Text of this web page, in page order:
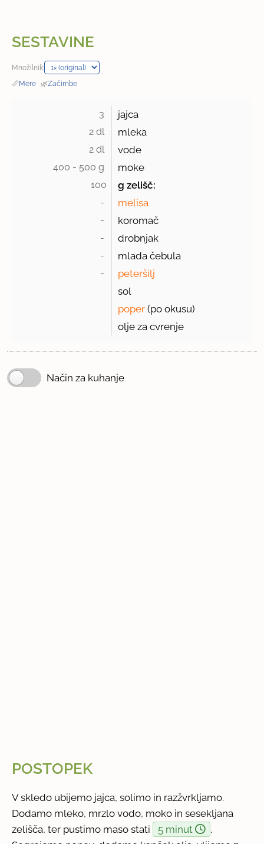
SESTAVINE
Množilnik:
📏Mere · 🌿Začimbe
3 jajca
2 dl mleka
2 dl vode
400 - 500 g moke
100 g zelišč:
- melisa
- koromač
- drobnjak
- mlada čebula
-
peteršilj
sol
poper (po okusu)
olje za cvrenje
Način za kuhanje
POSTOPEK
V skledo ubijemo jajca, solimo in razžvrkljamo.
Dodamo mleko, mrzlo vodo, moko in sesekljana
zelišča, ter pustimo maso stati
5 minut
.